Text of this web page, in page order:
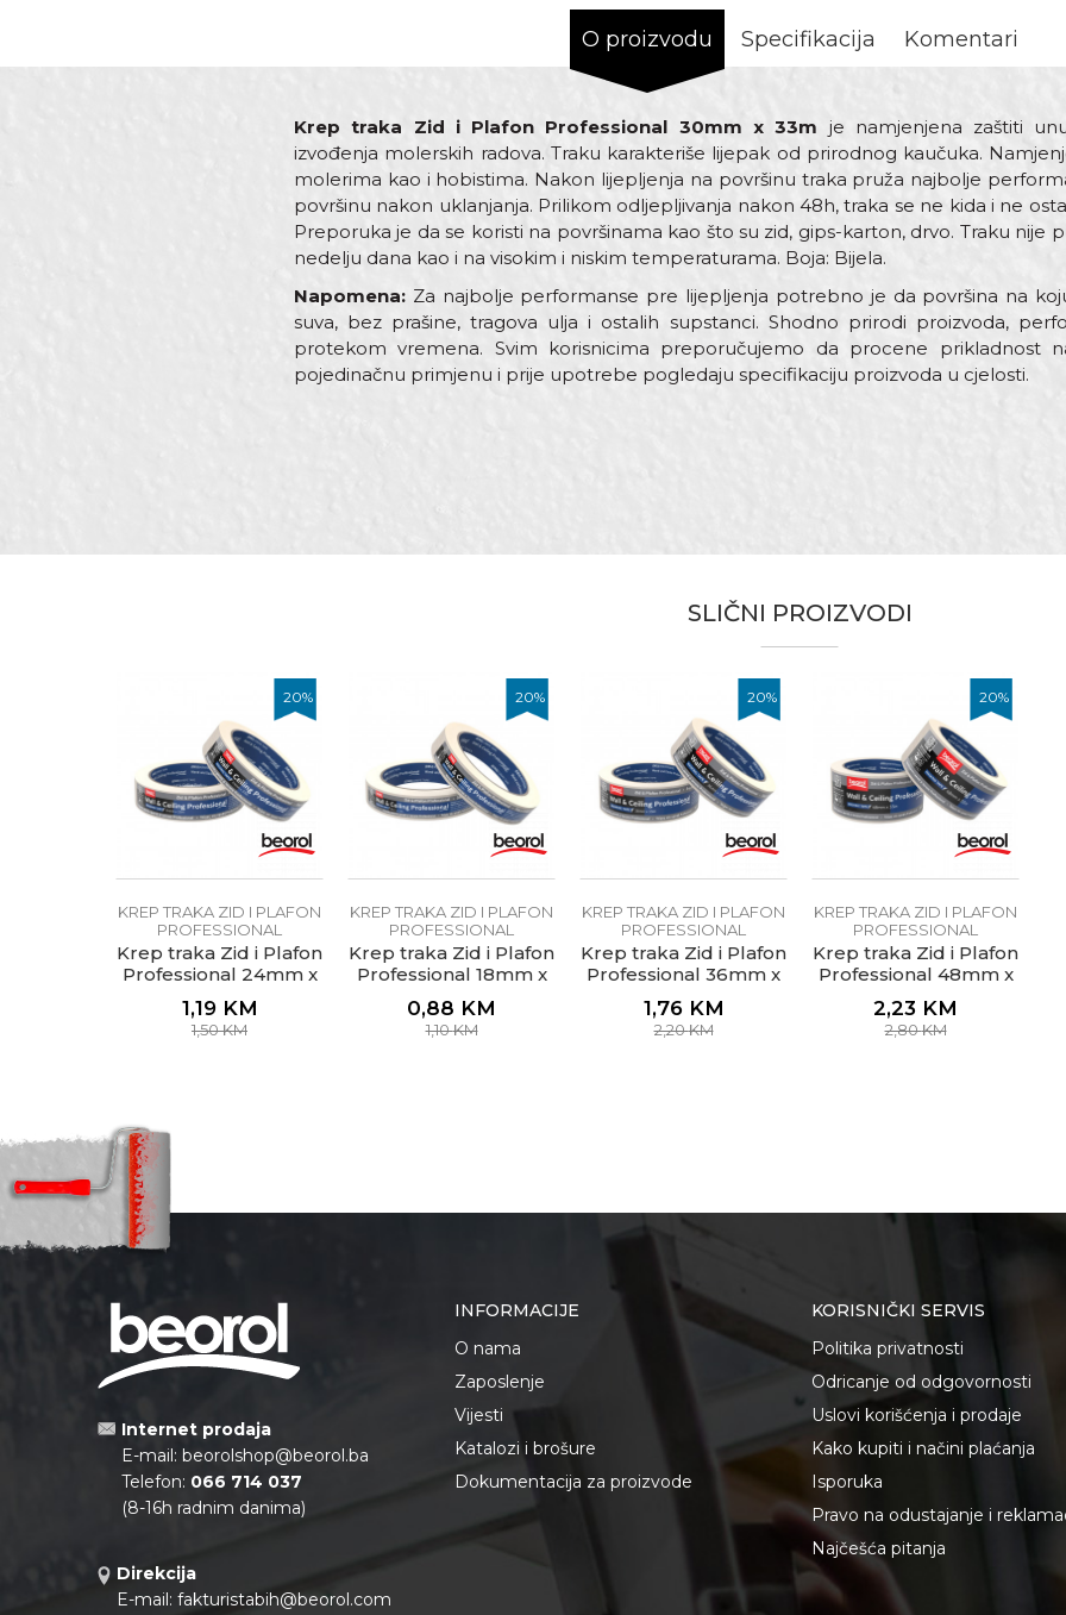
O proizvodu Specifikacija Komentari
Krep traka Zid i Plafon Professional 30mm x 33m je namjenjena zaštiti
izvođenja molerskih radova. Traku karakteriše lijepak od prirodnog kaučuka.
molerima kao i hobistima. Nakon lijepljenja na površinu traka pruža najbolje
površinu nakon uklanjanja. Prilikom odljepljivanja nakon 48h, traka se ne kida i ne
Preporuka je da se koristi na površinama kao što su zid, gips-karton, drvo. Traku nije
nedelju dana kao i na visokim i niskim temperaturama. Boja: Bijela.
Napomena: Za najbolje performanse pre lijepljenja potrebno je da površina na
suva, bez prašine, tragova ulja i ostalih supstanci. Shodno prirodi proizvoda,
protekom vremena. Svim korisnicima preporučujemo da procene prikladnost
pojedinačnu primjenu i prije upotrebe pogledaju specifikaciju proizvoda u cjelosti.
Materijal
Namjena
Pogodna za razne vrsta
Otpornost na temperaturu
70ᵒC
Performanse 1
Ne ostavlja tragove lijepka
Preporučena satnica za skidanje trake
Tip
Krep traka Indoor Standard
Upotreba
Unutrašnja upotreba
Prirodni kaučuk
Lakireri, Moleri i farbari,
SLIČNI PROIZVODI
20%
KREP TRAKA ZID I PLAFON
PROFESSIONAL
Krep traka Zid i Plafon
Professional 24mm x
33m
1,19 KM
1,50KM
20%
KREP TRAKA ZID I PLAFON
PROFESSIONAL
Krep traka Zid i Plafon
Professional 18mm x
33m
0,88 KM
1,10KM
20%
KREP TRAKA ZID I PLAFON
PROFESSIONAL
Krep traka Zid i Plafon
Professional 36mm x
33m
1,76 KM
2,20KM
20%
KREP TRAKA ZID I PLAFON
PROFESSIONAL
Krep traka Zid i Plafon
Professional 48mm x
33m
2,23 KM
2,80KM
Internet prodaja
E-mail: beorolshop@beorol.ba
Telefon: 066 714 037
(8-16h radnim danima)
Direkcija
E-mail: fakturistabih@beorol.com
INFORMACIJE
O nama
Zaposlenje
Vijesti
Katalozi i brošure
Dokumentacija za proizvode
KORISNIČKI SERVIS
Politika privatnosti
Odricanje od odgovornosti
Uslovi korišćenja i prodaje
Kako kupiti i načini plaćanja
Isporuka
Pravo na odustajanje i
Najčešća pitanja